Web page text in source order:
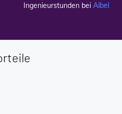
Ingenieurstunden bei Aibel